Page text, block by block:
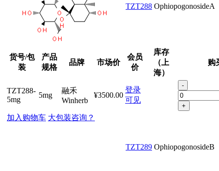
TZT288 OphiopogonosideA
货号/包
装
产品
规格
品牌 市场价
会员
价
库存
（上
海）
购
TZT288-
5mg
5mg
融禾
Winherb
¥3500.00
登录
可见
-
+
加入购物车 大包装咨询？
TZT289 OphiopogonosideB